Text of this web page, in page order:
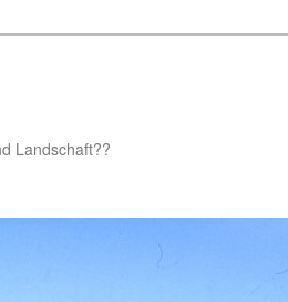
Landschaft??